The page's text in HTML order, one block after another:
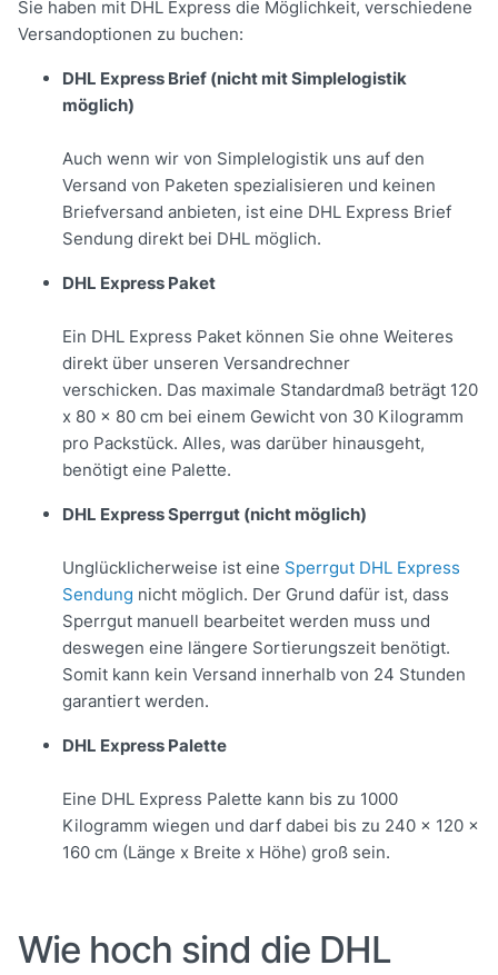
Sie haben mit DHL Express die Möglichkeit, verschiedene
Versandoptionen zu buchen:
DHL Express Brief (nicht mit Simplelogistik
möglich)
Auch wenn wir von Simplelogistik uns auf den
Versand von Paketen spezialisieren und keinen
Briefversand anbieten, ist eine DHL Express Brief
Sendung direkt bei DHL möglich.
DHL Express Paket
Ein DHL Express Paket können Sie ohne Weiteres
direkt über unseren Versandrechner
verschicken. Das maximale Standardmaß beträgt 120
x 80 x 80 cm bei einem Gewicht von 30 Kilogramm
pro Packstück. Alles, was darüber hinausgeht,
benötigt eine Palette.
DHL Express Sperrgut (nicht möglich)
Unglücklicherweise ist eine Sperrgut DHL Express
Sendung nicht möglich. Der Grund dafür ist, dass
Sperrgut manuell bearbeitet werden muss und
deswegen eine längere Sortierungszeit benötigt.
Somit kann kein Versand innerhalb von 24 Stunden
garantiert werden.
DHL Express Palette
Eine DHL Express Palette kann bis zu 1000
Kilogramm wiegen und darf dabei bis zu 240 x 120 x
160 cm (Länge x Breite x Höhe) groß sein.
Wie hoch sind die DHL